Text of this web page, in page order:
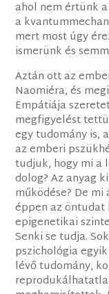
ahol nem értünk
a
mert most úgy
ismerünk és
Aztán ott az
Naomiéra, és
Empátiája
megfigyelést
egy tudomány is,
az emberi
tudjuk, hogy mi a
dolog? Az anyag
működése? De
éppen az öntudat
epigenetikai
Senki se tudja.
pszichológia
lévő tudomány,